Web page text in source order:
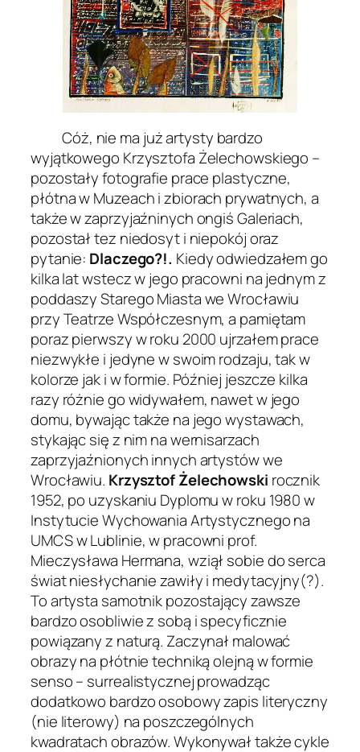
Cóż, nie ma już artysty bardzo
wyjątkowego Krzysztofa Żelechowskiego –
pozostały fotografie prace plastyczne,
płótna w Muzeach i zbiorach prywatnych, a
także w zaprzyjaźninych ongiś Galeriach,
pozostał tez niedosyt i niepokój oraz
pytanie: Dlaczego?!. Kiedy odwiedzałem go
kilka lat wstecz w jego pracowni na jednym z
poddaszy Starego Miasta we Wrocławiu
przy Teatrze Współczesnym, a pamiętam
poraz pierwszy w roku 2000 ujrzałem prace
niezwykłe i jedyne w swoim rodzaju, tak w
kolorze jak i w formie. Później jeszcze kilka
razy różnie go widywałem, nawet w jego
domu, bywając także na jego wystawach,
stykając się z nim na wernisarzach
zaprzyjaźnionych innych artystów we
Wrocławiu. Krzysztof Żelechowski rocznik
1952, po uzyskaniu Dyplomu w roku 1980 w
Instytucie Wychowania Artystycznego na
UMCS w Lublinie, w pracowni prof.
Mieczysława Hermana, wziął sobie do serca
świat niesłychanie zawiły i medytacyjny(?).
To artysta samotnik pozostający zawsze
bardzo osobliwie z sobą i specyficznie
powiązany z naturą. Zaczynał malować
obrazy na płótnie techniką olejną w formie
senso – surrealistycznej prowadząc
dodatkowo bardzo osobowy zapis literyczny
(nie literowy) na poszczególnych
kwadratach obrazów. Wykonywał także cykle